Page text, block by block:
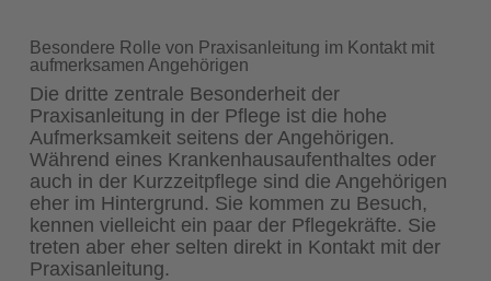
Besondere Rolle von Praxisanleitung im Kontakt mit
aufmerksamen Angehörigen
Die dritte zentrale Besonderheit der
Praxisanleitung in der Pflege ist die hohe
Aufmerksamkeit seitens der Angehörigen.
Während eines Krankenhausaufenthaltes oder
auch in der Kurzzeitpflege sind die Angehörigen
eher im Hintergrund. Sie kommen zu Besuch,
kennen vielleicht ein paar der Pflegekräfte. Sie
treten aber eher selten direkt in Kontakt mit der
Praxisanleitung.